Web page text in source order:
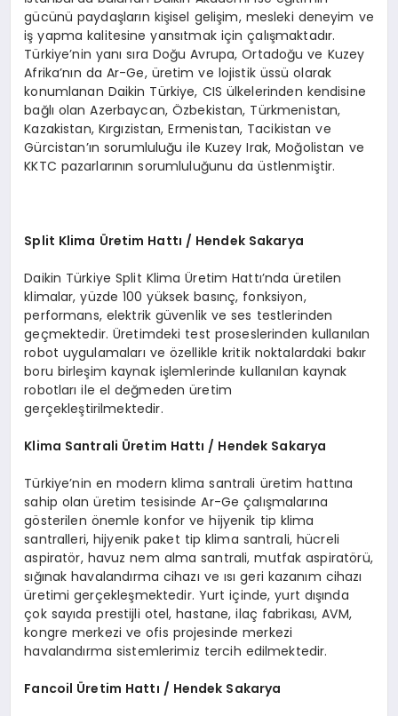
gücünü paydaşların kişisel gelişim, mesleki deneyim ve
iş yapma kalitesine yansıtmak için çalışmaktadır.
Türkiye’nin yanı sıra Doğu Avrupa, Ortadoğu ve Kuzey
Afrika’nın da Ar-Ge, üretim ve lojistik üssü olarak
konumlanan Daikin Türkiye, CIS ülkelerinden kendisine
bağlı olan Azerbaycan, Özbekistan, Türkmenistan,
Kazakistan, Kırgızistan, Ermenistan, Tacikistan ve
Gürcistan’ın sorumluluğu ile Kuzey Irak, Moğolistan ve
KKTC pazarlarının sorumluluğunu da üstlenmiştir.
Split Klima Üretim Hattı / Hendek Sakarya
Daikin Türkiye Split Klima Üretim Hattı’nda üretilen
klimalar, yüzde 100 yüksek basınç, fonksiyon,
performans, elektrik güvenlik ve ses testlerinden
geçmektedir. Üretimdeki test proseslerinden kullanılan
robot uygulamaları ve özellikle kritik noktalardaki bakır
boru birleşim kaynak işlemlerinde kullanılan kaynak
robotları ile el değmeden üretim
gerçekleştirilmektedir.
Klima Santrali Üretim Hattı / Hendek Sakarya
Türkiye’nin en modern klima santrali üretim hattına
sahip olan üretim tesisinde Ar-Ge çalışmalarına
gösterilen önemle konfor ve hijyenik tip klima
santralleri, hijyenik paket tip klima santrali, hücreli
aspiratör, havuz nem alma santrali, mutfak aspiratörü,
sığınak havalandırma cihazı ve ısı geri kazanım cihazı
üretimi gerçekleşmektedir. Yurt içinde, yurt dışında
çok sayıda prestijli otel, hastane, ilaç fabrikası, AVM,
kongre merkezi ve ofis projesinde merkezi
havalandırma sistemlerimiz tercih edilmektedir.
Fancoil Üretim Hattı / Hendek Sakarya